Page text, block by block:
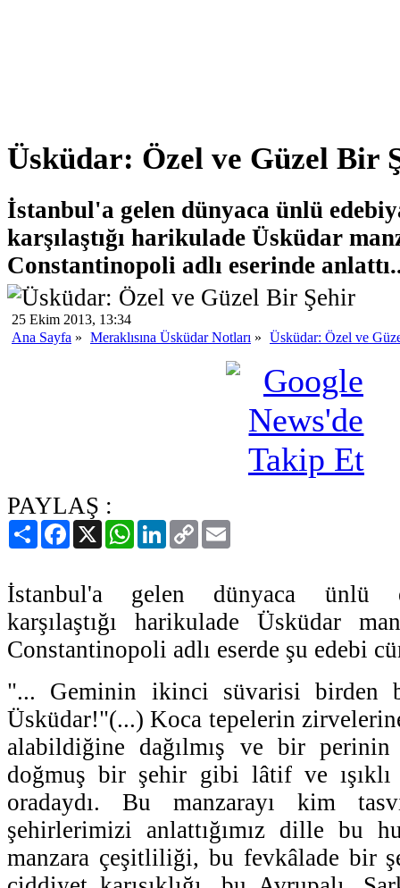
Üsküdar: Özel ve Güzel Bir
İstanbul'a gelen dünyaca ünlü
karşılaştığı harikulade Üsküdar
Constantinopoli adlı eserinde
25 Ekim 2013, 13:34
Ana Sayfa » Meraklısına Üsküdar Notları » Üsküdar: Özel ve
PAYLAŞ :
PaylaşFacebook
X WhatsAppLinkedIn
Copy
Link
İstanbul'a gelen dünyaca ünlü
karşılaştığı harikulade Üsküdar
Constantinopoli adlı eserde şu edebi
"... Geminin ikinci süvarisi birden
Üsküdar!"(...) Koca tepelerin
alabildiğine dağılmış ve bir
doğmuş bir şehir gibi lâtif ve ışıklı
oradaydı. Bu manzarayı kim
şehirlerimizi anlattığımız dille bu
manzara çeşitliliği, bu fevkâlade bir